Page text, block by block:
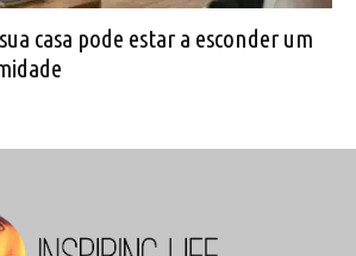
casa pode estar a esconder um